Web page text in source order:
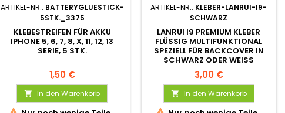
ARTIKEL-NR.: BATTERYGLUESTICK-
5STK._3375
KLEBESTREIFEN FÜR AKKU
IPHONE 5, 6, 7, 8, X, 11, 12, 13
SERIE, 5 STK.
1,50 €
 In den Warenkorb
ARTIKEL-NR.: KLEBER-LANRUI-I9-
SCHWARZ
LANRUI I9 PREMIUM KLEBER
FLÜSSIG MULTIFUNKTIONAL
SPEZIELL FÜR BACKCOVER IN
SCHWARZ ODER WEISS
3,00 €
 In den Warenkorb